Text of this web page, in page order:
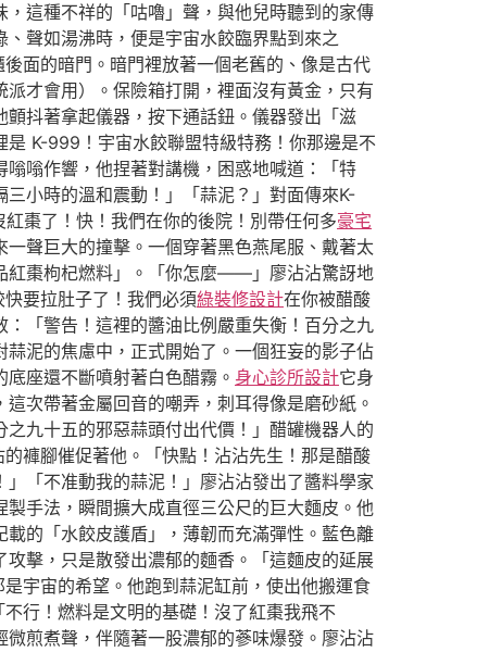
這種不祥的「咕嚕」聲，與他兒時聽到的家傳
聲如湯沸時，便是宇宙水餃臨界點到來之
後面的暗門。暗門裡放著一個老舊的、像是古代
才會用）。保險箱打開，裡面沒有黃金，只有
抖著拿起儀器，按下通話鈕。儀器發出「滋
K-999！宇宙水餃聯盟特級特務！你那邊是不
嗡嗡作響，他捏著對講機，困惑地喊道：「特
小時的溫和震動！」「蒜泥？」對面傳來K-
棗了！快！我們在你的後院！別帶任何多豪宅
聲巨大的撞擊。一個穿著黑色燕尾服、戴著太
紅棗枸杞燃料」。「你怎麼——」廖沾沾驚訝地
要拉肚子了！我們必須綠裝修設計在你被醋酸
「警告！這裡的醬油比例嚴重失衡！百分之九
泥的焦慮中，正式開始了。一個狂妄的影子佔
座還不斷噴射著白色醋霧。 身心診所設計它身
次帶著金屬回音的嘲弄，刺耳得像是磨砂紙。
九十五的邪惡蒜頭付出代價！」醋罐機器人的
褲腳催促著他。「快點！沾沾先生！那是醋酸
「不准動我的蒜泥！」廖沾沾發出了醬料學家
手法，瞬間擴大成直徑三公尺的巨大麵皮。他
載的「水餃皮護盾」，薄韌而充滿彈性。藍色離
擊，只是散發出濃郁的麵香。「這麵皮的延展
宇宙的希望。他跑到蒜泥缸前，使出他搬運食
行！燃料是文明的基礎！沒了紅棗我飛不
煎煮聲，伴隨著一股濃郁的蔘味爆發。廖沾沾